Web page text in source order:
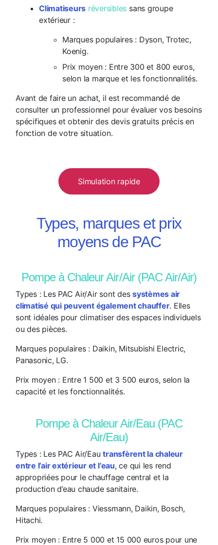
Climatiseurs réversibles sans groupe
extérieur :
Marques populaires: Dyson, Trotec,
Koenig.
Prix moyen: Entre 300 et 800 euros,
selon la marque et les fonctionnalités.
Avant de faire un achat, il est recommandé de
consulter un professionnel pour évaluer vos besoins
spécifiques et obtenir des devis gratuits précis en
fonction de votre situation.
Simulation rapide
Types, marques et prix
moyens de PAC
Pompe à Chaleur Air/Air (PAC Air/Air)
Types: Les PAC Air/Air sont dessystèmes air
climatisé qui peuvent également chauffer. Elles
sont idéales pour climatiser des espaces individuels
ou des pièces.
Marques populaires: Daikin, Mitsubishi Electric,
Panasonic, LG.
Prix moyen: Entre 1 500 et 3 500 euros, selon la
capacité et les fonctionnalités.
Pompe à Chaleur Air/Eau (PAC
Air/Eau)
Types: Les PAC Air/Eautransfèrent la chaleur
entre l’air extérieur et l’eau, ce qui les rend
appropriées pour le chauffage central et la
production d’eau chaude sanitaire.
Marques populaires: Viessmann, Daikin, Bosch,
Hitachi.
Prix moyen: Entre 5 000 et 15 000 euros pour une